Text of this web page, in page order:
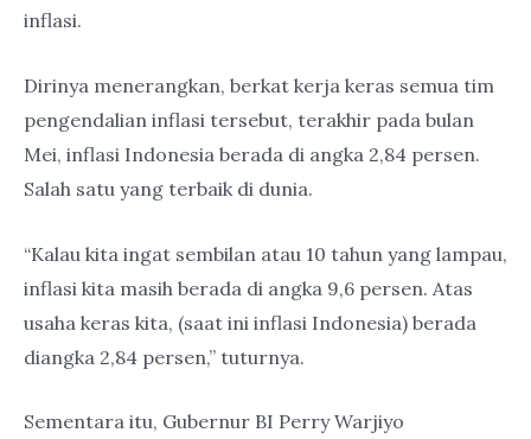
inflasi.
Dirinya menerangkan, berkat kerja keras semua tim
pengendalian inflasi tersebut, terakhir pada bulan
Mei, inflasi Indonesia berada di angka 2,84 persen.
Salah satu yang terbaik di dunia.
“Kalau kita ingat sembilan atau 10 tahun yang lampau,
inflasi kita masih berada di angka 9,6 persen. Atas
usaha keras kita, (saat ini inflasi Indonesia) berada
diangka 2,84 persen,” tuturnya.
Sementara itu, Gubernur BI Perry Warjiyo